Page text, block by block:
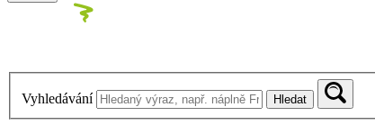
Vyhledávání Hledat